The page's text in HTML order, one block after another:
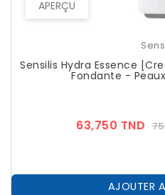
APERÇU
Sensilis Hydra Essence
Fondante -
63,750 TND
AJOUTER